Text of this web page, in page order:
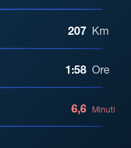
207 Km
1:58 Ore
6,6 Minuti